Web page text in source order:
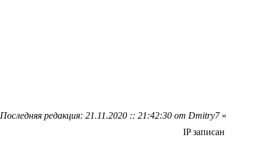
Последняя редакция: 21.11.2020 :: 21:42:30 от Dmitry7»
IP записан